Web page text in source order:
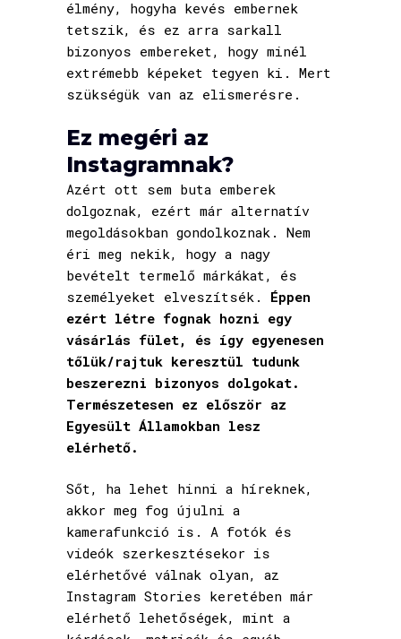
élmény, hogyha kevés embernek
tetszik, és ez arra sarkall
bizonyos embereket, hogy minél
extrémebb képeket tegyen ki. Mert
szükségük van az elismerésre.
Ez megéri az
Instagramnak?
Azért ott sem buta emberek
dolgoznak, ezért már alternatív
megoldásokban gondolkoznak. Nem
éri meg nekik, hogy a nagy
bevételt termelő márkákat, és
személyeket elveszítsék. Éppen
ezért létre fognak hozni egy
vásárlás fület, és így egyenesen
tőlük/rajtuk keresztül tudunk
beszerezni bizonyos dolgokat.
Természetesen ez először az
Egyesült Államokban lesz
elérhető.
Sőt, ha lehet hinni a híreknek,
akkor meg fog újulni a
kamerafunkció is. A fotók és
videók szerkesztésekor is
elérhetővé válnak olyan, az
Instagram Stories keretében már
elérhető lehetőségek, mint a